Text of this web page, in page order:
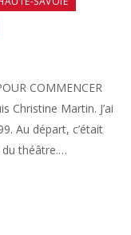
COMMENCER
Christine Martin. J’ai
Au départ, c’était
théâtre.…